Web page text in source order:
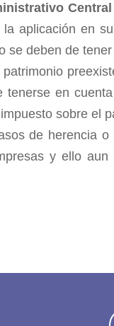
Central
aplicación en
se deben de
en
sobre el
de herencia
y ello